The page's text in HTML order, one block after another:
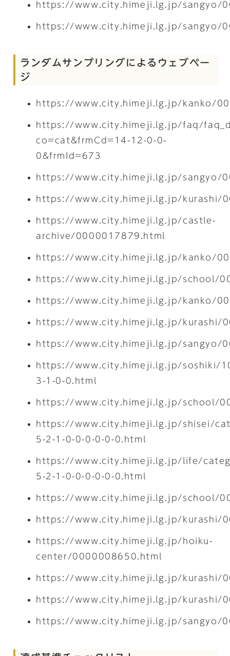
https://www.city.himeji.lg.jp/sangyo/
https://www.city.himeji.lg.jp/sangyo/
ランダムサンプリングによるウェブペー
ジ
https://www.city.himeji.lg.jp/kanko/
https://www.city.himeji.lg.jp/faq/
co=cat&frmCd=14-12-0-0-
0&frmId=673
https://www.city.himeji.lg.jp/sangyo/
https://www.city.himeji.lg.jp/kurashi/
https://www.city.himeji.lg.jp/castle-
archive/0000017879.html
https://www.city.himeji.lg.jp/kanko/
https://www.city.himeji.lg.jp/school/
https://www.city.himeji.lg.jp/kanko/
https://www.city.himeji.lg.jp/kurashi/
https://www.city.himeji.lg.jp/sangyo/
https://www.city.himeji.lg.jp/soshiki/
3-1-0-0.html
https://www.city.himeji.lg.jp/school/
https://www.city.himeji.lg.jp/shisei/
5-2-1-0-0-0-0-0-0.html
https://www.city.himeji.lg.jp/life/
5-2-1-0-0-0-0-0-0.html
https://www.city.himeji.lg.jp/school/
https://www.city.himeji.lg.jp/kurashi/
https://www.city.himeji.lg.jp/hoiku-
center/0000008650.html
https://www.city.himeji.lg.jp/kurashi/
https://www.city.himeji.lg.jp/kurashi/
https://www.city.himeji.lg.jp/sangyo/